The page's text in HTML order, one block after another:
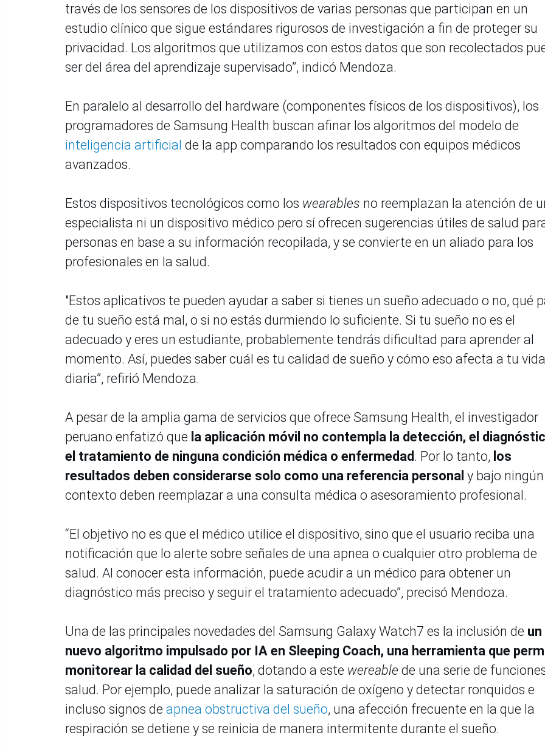
través de los sensores de los dispositivos de varias personas que participan en un
estudio clínico que sigue estándares rigurosos de investigación a fin de proteger su
privacidad. Los algoritmos que utilizamos con estos datos que son recolectados
ser del área del aprendizaje supervisado”, indicó Mendoza.
En paralelo al desarrollo del hardware (componentes físicos de los dispositivos), los
programadores de Samsung Health buscan afinar los algoritmos del modelo de
inteligencia artificial de la app comparando los resultados con equipos médicos
avanzados.
Estos dispositivos tecnológicos como los wearables no reemplazan la atención de
especialista ni un dispositivo médico pero sí ofrecen sugerencias útiles de salud
personas en base a su información recopilada, y se convierte en un aliado para los
profesionales en la salud.
"Estos aplicativos te pueden ayudar a saber si tienes un sueño adecuado o no, qué
de tu sueño está mal, o si no estás durmiendo lo suficiente. Si tu sueño no es el
adecuado y eres un estudiante, probablemente tendrás dificultad para aprender al
momento. Así, puedes saber cuál es tu calidad de sueño y cómo eso afecta a tu vida
diaria”, refirió Mendoza.
A pesar de la amplia gama de servicios que ofrece Samsung Health, el investigador
peruano enfatizó que la aplicación móvil no contempla la detección, el
el tratamiento de ninguna condición médica o enfermedad . Por lo tanto, los
resultados deben considerarse solo como una referencia personal y bajo ningún
contexto deben reemplazar a una consulta médica o asesoramiento profesional.
“El objetivo no es que el médico utilice el dispositivo, sino que el usuario reciba una
notificación que lo alerte sobre señales de una apnea o cualquier otro problema de
salud. Al conocer esta información, puede acudir a un médico para obtener un
diagnóstico más preciso y seguir el tratamiento adecuado”, precisó Mendoza.
Una de las principales novedades del Samsung Galaxy Watch7 es la inclusión de un
nuevo algoritmo impulsado por IA en Sleeping Coach, una herramienta que
monitorear la calidad del sueño, dotando a este wereable de una serie de
salud. Por ejemplo, puede analizar la saturación de oxígeno y detectar ronquidos e
incluso signos de apnea obstructiva del sueño, una afección frecuente en la que la
respiración se detiene y se reinicia de manera intermitente durante el sueño.